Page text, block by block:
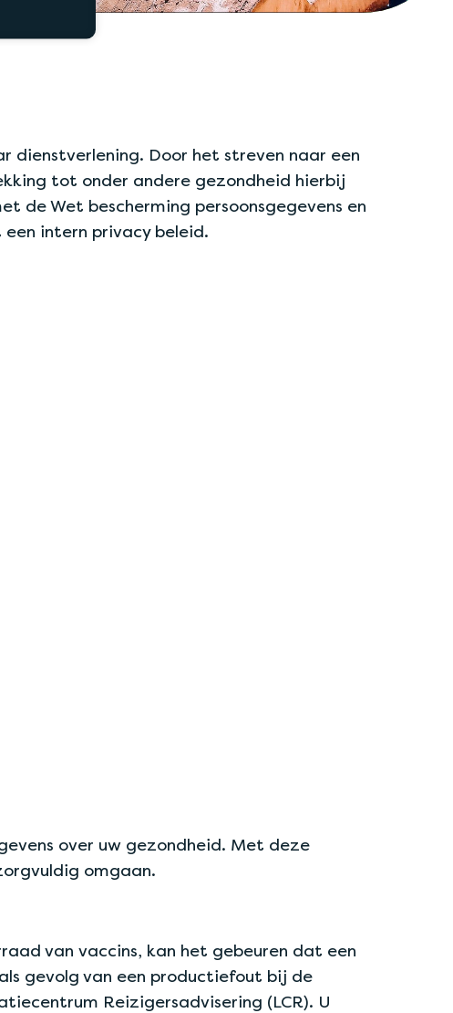
Ook's avondsen in hetweekend
dienstverlening. Door het streven naar een
tot onder andere gezondheid hierbij
de Wet bescherming persoonsgegevens en
intern privacy beleid.
over uw gezondheid. Met deze
omgaan.
van vaccins, kan het gebeuren dat een
gevolg van een productiefout bij de
Reizigersadvisering (LCR). U